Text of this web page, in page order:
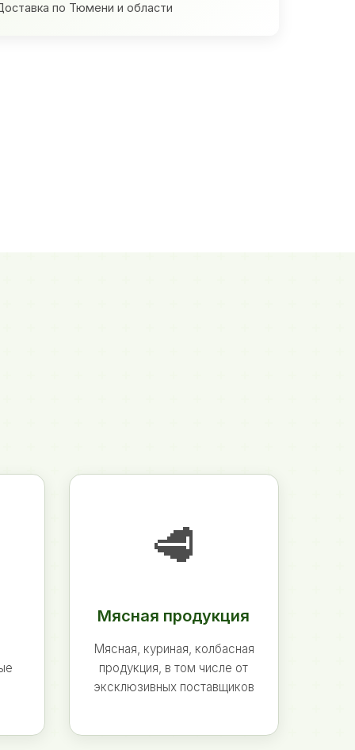
по Тюмени и области
🥩
Мясная продукция
Мясная, куриная, колбасная
продукция, в том числе от
эксклюзивных поставщиков